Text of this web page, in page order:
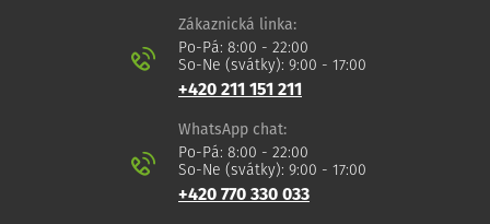
Zákaznická linka:
Po-Pá: 8:00 - 22:00
So-Ne (svátky): 9:00 - 17:00
+420 211 151 211
WhatsApp chat:
Po-Pá: 8:00 - 22:00
So-Ne (svátky): 9:00 - 17:00
+420 770 330 033